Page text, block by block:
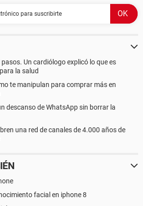
Un cardiólogo explicó lo que es
la salud
te manipulan para comprar más en
descanso de WhatsApp sin borrar la
una red de canales de 4.000 años de
facial en iphone 8